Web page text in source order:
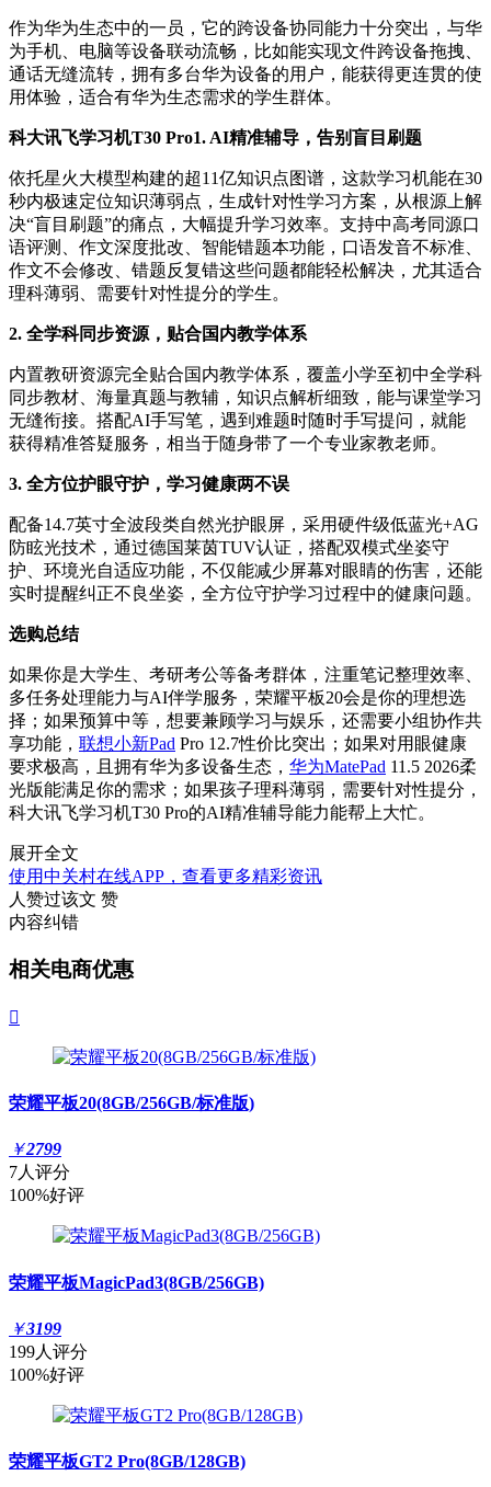
作为华为生态中的一员，它的跨设备协同能力十分突出，与华
为手机、电脑等设备联动流畅，比如能实现文件跨设备拖拽、
通话无缝流转，拥有多台华为设备的用户，能获得更连贯的使
用体验，适合有华为生态需求的学生群体。
科大讯飞学习机T30 Pro1. AI精准辅导，告别盲目刷题
依托星火大模型构建的超11亿知识点图谱，这款学习机能在30
秒内极速定位知识薄弱点，生成针对性学习方案，从根源上解
决“盲目刷题”的痛点，大幅提升学习效率。支持中高考同源口
语评测、作文深度批改、智能错题本功能，口语发音不标准、
作文不会修改、错题反复错这些问题都能轻松解决，尤其适合
理科薄弱、需要针对性提分的学生。
2. 全学科同步资源，贴合国内教学体系
内置教研资源完全贴合国内教学体系，覆盖小学至初中全学科
同步教材、海量真题与教辅，知识点解析细致，能与课堂学习
无缝衔接。搭配AI手写笔，遇到难题时随时手写提问，就能
获得精准答疑服务，相当于随身带了一个专业家教老师。
3. 全方位护眼守护，学习健康两不误
配备14.7英寸全波段类自然光护眼屏，采用硬件级低蓝光+AG
防眩光技术，通过德国莱茵TUV认证，搭配双模式坐姿守
护、环境光自适应功能，不仅能减少屏幕对眼睛的伤害，还能
实时提醒纠正不良坐姿，全方位守护学习过程中的健康问题。
选购总结
如果你是大学生、考研考公等备考群体，注重笔记整理效率、
多任务处理能力与AI伴学服务，荣耀平板20会是你的理想选
择；如果预算中等，想要兼顾学习与娱乐，还需要小组协作共
享功能， 联想小新Pad Pro 12.7性价比突出；如果对用眼健康
要求极高，且拥有华为多设备生态， 华为MatePad 11.5 2026柔
光版能满足你的需求；如果孩子理科薄弱，需要针对性提分，
科大讯飞学习机T30 Pro的AI精准辅导能力能帮上大忙。
展开全文
使用中关村在线APP，查看更多精彩资讯
人赞过该文 赞
内容纠错
相关电商优惠

荣耀平板20(8GB/256GB/标准版)
￥2799
7人评分
100%好评
荣耀平板MagicPad3(8GB/256GB)
￥3199
199人评分
100%好评
荣耀平板GT2 Pro(8GB/128GB)